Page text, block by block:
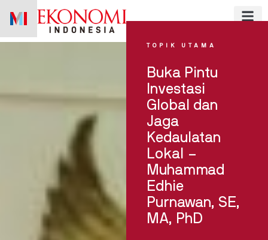
TOPIK UTAMA
Buka Pintu
Investasi
Global dan
Jaga
Kedaulatan
Lokal –
Muhammad
Edhie
Purnawan, SE,
MA, PhD